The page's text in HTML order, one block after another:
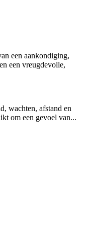
een aankondiging,
een vreugdevolle,
wachten, afstand en
om een gevoel van...